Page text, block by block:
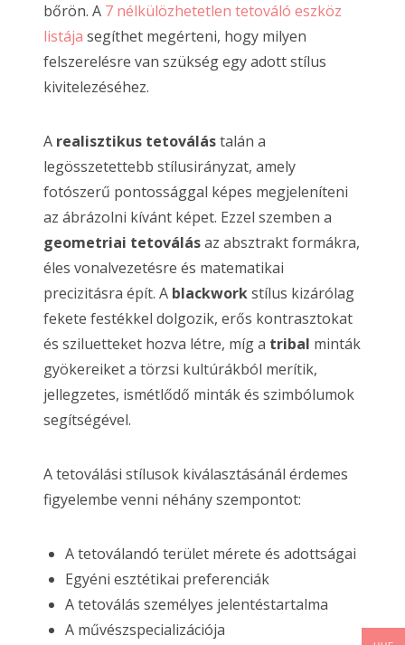
bőrön. A 7 nélkülözhetetlen tetováló eszköz
listája segíthet megérteni, hogy milyen
felszerelésre van szükség egy adott stílus
kivitelezéséhez.
A realisztikus tetoválástalán a
legösszetettebb stílusirányzat, amely
fotószerű pontossággal képes megjeleníteni
az ábrázolni kívánt képet. Ezzel szemben a
geometriai tetoválásaz absztrakt formákra,
éles vonalvezetésre és matematikai
precizitásra épít. A blackworkstílus kizárólag
fekete festékkel dolgozik, erős kontrasztokat
és sziluetteket hozva létre, míg a tribal minták
gyökereiket a törzsi kultúrákból merítik,
jellegzetes, ismétlődő minták és szimbólumok
segítségével.
A tetoválási stílusok kiválasztásánál érdemes
figyelembe venni néhány szempontot:
A tetoválandó terület mérete és adottságai
Egyéni esztétikai preferenciák
A tetoválás személyes jelentéstartalma
A művészspecializációja